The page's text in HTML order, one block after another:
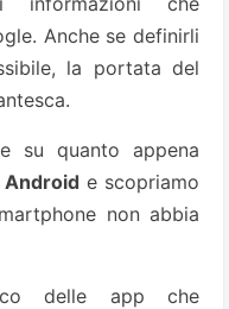
Anche se definirli
la portata del
su quanto appena
Android e scopriamo
non abbia
delle app che